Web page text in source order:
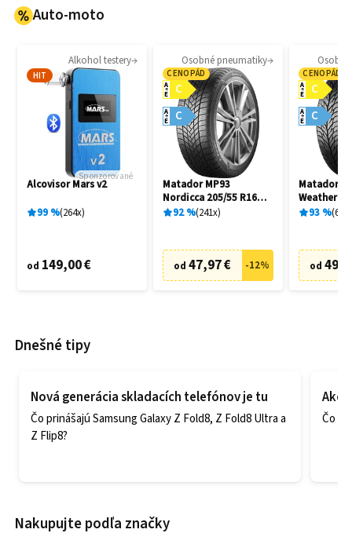
Auto-moto
Alkohol testery
HIT
Sponzorované
Alcovisor Mars v2
99% 264x
od 149,00 €
Osobné pneumatiky
CENOPÁD
C
A
E
C
A
E
Matador MP93
Nordicca 205/55 R16
91H
92% 241x
od 47,97 € -12%
CENOPÁD
C
A
E
C
A
E
Matador
Weather
R16 91H
93% 69
od
Dnešné tipy
Nová generácia skladacích telefónov je tu
Čo prinášajú Samsung Galaxy Z Fold8, Z Fold8 Ultra a
Z Flip8?
Ako
Čo
Nakupujte podľa značky